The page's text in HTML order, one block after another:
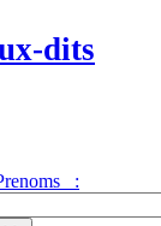
dits
: